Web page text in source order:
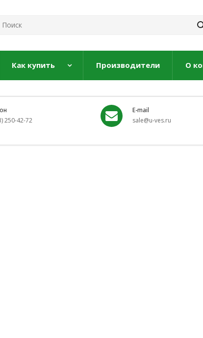
Как купить Производители О
250-42-72
E-mail
sale@u-ves.ru